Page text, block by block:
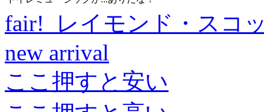
fair! レイモンド・スコ
new arrival
ここ押すと安い